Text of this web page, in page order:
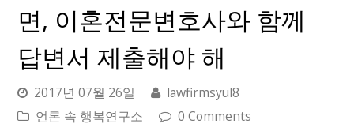
면, 이혼전문변호사와 함께
답변서 제출해야 해
2017년 07월 26일
lawfirmsyul8
언론 속 행복연구소
0 Comments